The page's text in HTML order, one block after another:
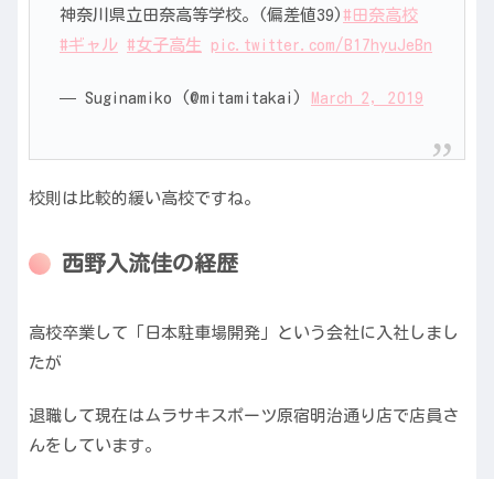
神奈川県立田奈高等学校。(偏差値39) #田奈高校
#ギャル #女子高生 pic.twitter.com/B17hyuJeBn
— Suginamiko (@mitamitakai) March 2, 2019
校則は比較的緩い高校ですね。
西野入流佳の経歴
高校卒業して「日本駐車場開発」という会社に入社しまし
たが
退職して現在はムラサキスポーツ原宿明治通り店で店員さ
んをしています。